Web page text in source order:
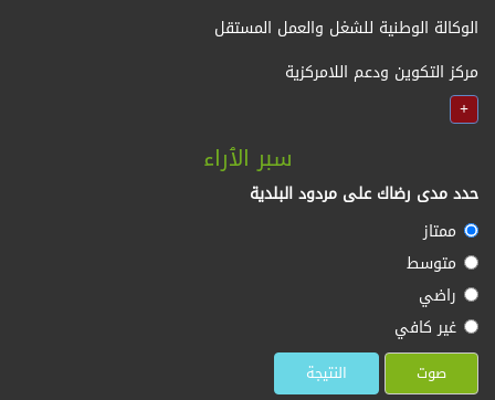
الوكالة الوطنية للشغل والعمل المستقل
مركز التكوين ودعم اللامركزية
+
سبر الٱراء
حدد مدى رضاك على مردود البلدية
ممتاز
متوسط
راضي
غير كافي